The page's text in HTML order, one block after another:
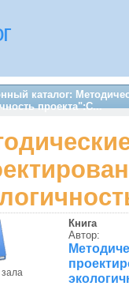
каталог:
проекта":С...
зала
Книга
Автор: